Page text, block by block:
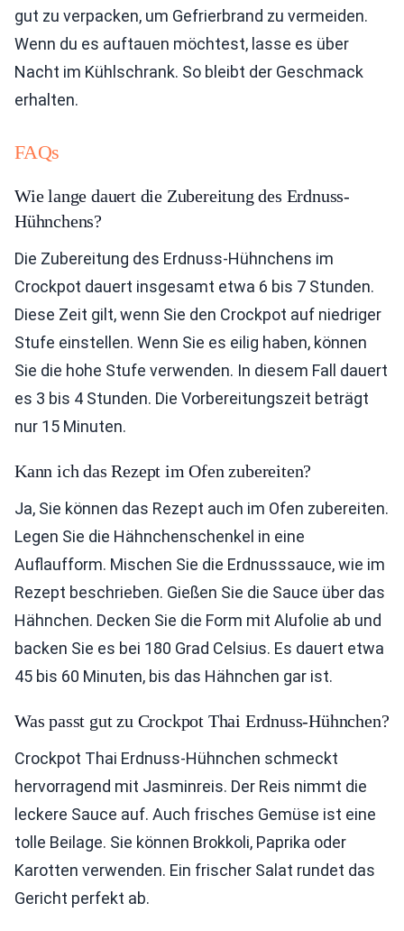
gut zu verpacken, um Gefrierbrand zu vermeiden.
Wenn du es auftauen möchtest, lasse es über
Nacht im Kühlschrank. So bleibt der Geschmack
erhalten.
FAQs
Wie lange dauert die Zubereitung des Erdnuss-
Hühnchens?
Die Zubereitung des Erdnuss-Hühnchens im
Crockpot dauert insgesamt etwa 6 bis 7 Stunden.
Diese Zeit gilt, wenn Sie den Crockpot auf niedriger
Stufe einstellen. Wenn Sie es eilig haben, können
Sie die hohe Stufe verwenden. In diesem Fall dauert
es 3 bis 4 Stunden. Die Vorbereitungszeit beträgt
nur 15 Minuten.
Kann ich das Rezept im Ofen zubereiten?
Ja, Sie können das Rezept auch im Ofen zubereiten.
Legen Sie die Hähnchenschenkel in eine
Auflaufform. Mischen Sie die Erdnusssauce, wie im
Rezept beschrieben. Gießen Sie die Sauce über das
Hähnchen. Decken Sie die Form mit Alufolie ab und
backen Sie es bei 180 Grad Celsius. Es dauert etwa
45 bis 60 Minuten, bis das Hähnchen gar ist.
Was passt gut zu Crockpot Thai Erdnuss-Hühnchen?
Crockpot Thai Erdnuss-Hühnchen schmeckt
hervorragend mit Jasminreis. Der Reis nimmt die
leckere Sauce auf. Auch frisches Gemüse ist eine
tolle Beilage. Sie können Brokkoli, Paprika oder
Karotten verwenden. Ein frischer Salat rundet das
Gericht perfekt ab.